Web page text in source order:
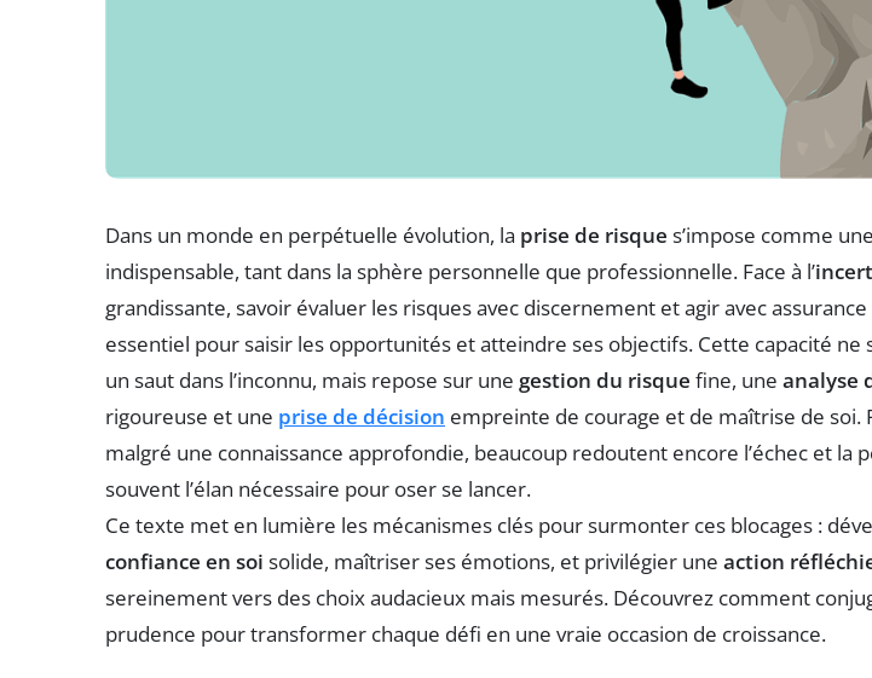
Dans un monde en perpétuelle évolution, la prise de risque s’impose comme
indispensable, tant dans la sphère personnelle que professionnelle. Face à l’
grandissante, savoir évaluer les risques avec discernement et agir avec
essentiel pour saisir les opportunités et atteindre ses objectifs. Cette capacité ne
un saut dans l’inconnu, mais repose sur une gestion du risque fine, une analyse
rigoureuse et une prise de décision empreinte de courage et de maîtrise de soi.
malgré une connaissance approfondie, beaucoup redoutent encore l’échec et la
souvent l’élan nécessaire pour oser se lancer.
Ce texte met en lumière les mécanismes clés pour surmonter ces blocages :
confiance en soi solide, maîtriser ses émotions, et privilégier une action
sereinement vers des choix audacieux mais mesurés. Découvrez comment
prudence pour transformer chaque défi en une vraie occasion de croissance.